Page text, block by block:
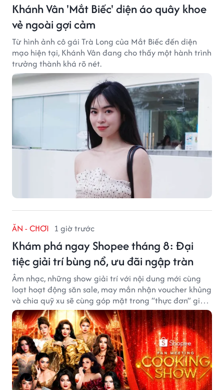
Khánh Vân 'Mắt Biếc' diện áo quây khoe
vẻ ngoài gợi cảm
Từ hình ảnh cô gái Trà Long của Mắt Biếc đến diện
mạo hiện tại, Khánh Vân đang cho thấy một hành trình
trưởng thành khá rõ nét.
ĂN - CHƠI 1 giờ trước
Khám phá ngay Shopee tháng 8: Đại
tiệc giải trí bùng nổ, ưu đãi ngập tràn
Âm nhạc, những show giải trí với nội dung mới cùng
loạt hoạt động săn sale, may mắn nhận voucher khủng
và chia quỹ xu sẽ cùng góp mặt trong “thực đơn” giải
trí cuối tuần trên Shopee, diễn ra liên tiếp vào ngày
7/8 và 8/8.